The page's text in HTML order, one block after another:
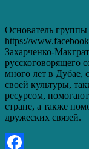
Основатель группы
https://
Захарченко-
русскоговорящего
много лет в Дубае,
своей культуры,
ресурсом,
стране, а также
дружеских связей.